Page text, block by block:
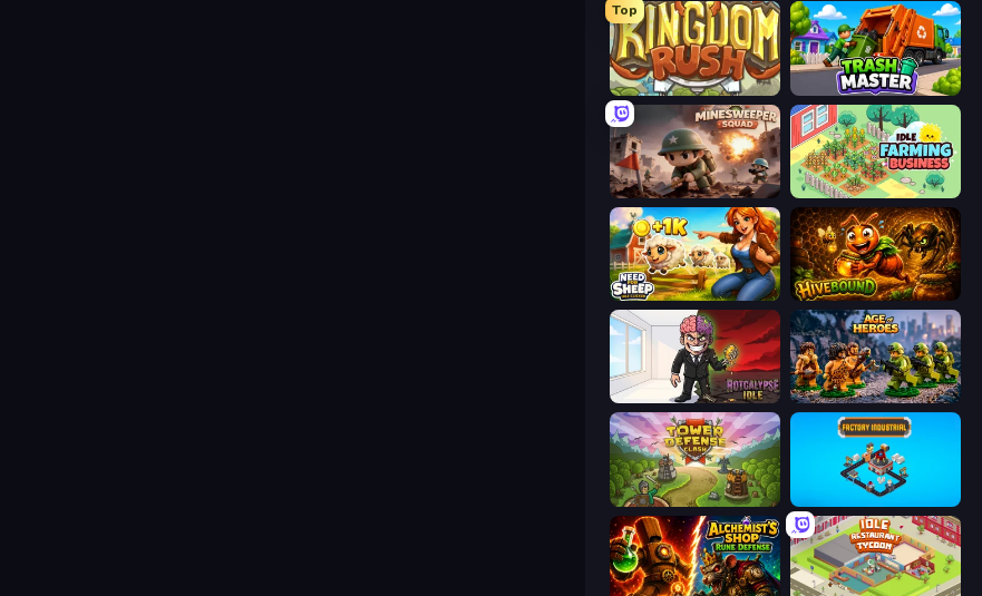
Top
Kingdom Rush Trash Master
Minesweeper Squad Idle Farming Business
Need for Sheep: Idle Clicker Hivebound
Rotcalypse: Idle Incremental Age of Heroes
Tower Defense Clash Factory Industrial